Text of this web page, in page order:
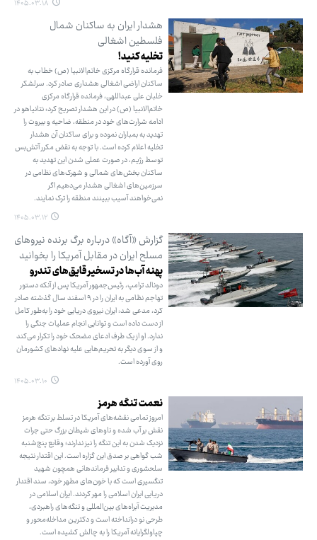
۱۴۰۵.۰۳.۱۸
هشدار ایران به ساکنان شمال
فلسطین اشغالی
تخلیه کنید!
فرمانده قرارگاه مرکزی خاتم‌الانبیا (ص) خطاب به
ساکنان اراضی اشغالی هشداری صادر کرد. سرلشکر
خلبان علی عبداللهی، فرمانده قرارگاه مرکزی
خاتم‌الانبیا (ص) در این هشدار تصریح کرد: نتانیاهو در
ادامه شرارت‌های خود در منطقه، ضاحیه و بیروت را
تهدید به بمباران نموده و برای ساکنان آن هشدار
تخلیه اعلام کرده است. با توجه به نقض مکرر آتش‌بس
توسط رژیم، در صورت عملی شدن این تهدید به
ساکنان بخش‌های شمالی و شهرک‌های نظامی در
سرزمین‌های اشغالی هشدار می‌دهیم اگر
نمی‌خواهند آسیب ببینند منطقه را ترک نمایند.
۱۴۰۵.۰۳.۱۲
گزارش «آگاه» درباره برگ برنده نیروهای
مسلح ایران در مقابل آمریکا را بخوانید
پهنه آب‌ها در تسخیر قایق‌های تندرو
دونالد ترامپ، رئیس‌جمهور آمریکا پس از آنکه دستور
تهاجم نظامی به ایران را در ۹ اسفند سال گذشته صادر
کرد، مدعی شد: ایران نیروی دریایی خود را به‌طور کامل
از دست داده است و توانایی انجام عملیات جنگی را
ندارد. او از یک طرف ادعای مضحک خود را تکرار می‌کند
و از سوی دیگر به تحریم‌هایی علیه نهادهای کشورمان
روی آورده است.
۱۴۰۵.۰۳.۱۰
نعمت تنگه هرمز
امروز تمامی نقشه‌های آمریکا در تسلط بر تنگه هرمز
نقش بر آب شده و ناوهای شیطان بزرگ حتی جرات
نزدیک شدن به این تنگه را نیز ندارند؛ وقایع پنج‌شنبه
شب گواهی بر صدق این گزاره است. این اقتدار نتیجه
سلحشوری و تدابیر فرماندهانی همچون شهید
تنگسیری است که با خون‌های مطهر خود، سند اقتدار
دریایی ایران اسلامی را مهر کردند. ایران اسلامی در
مدیریت آبراه‌های بین‌المللی و تنگه‌های راهبردی،
طرحی نو درانداخته است و دکترین مداخله‌محور و
چپاولگرایانه آمریکا را به چالش کشیده است.